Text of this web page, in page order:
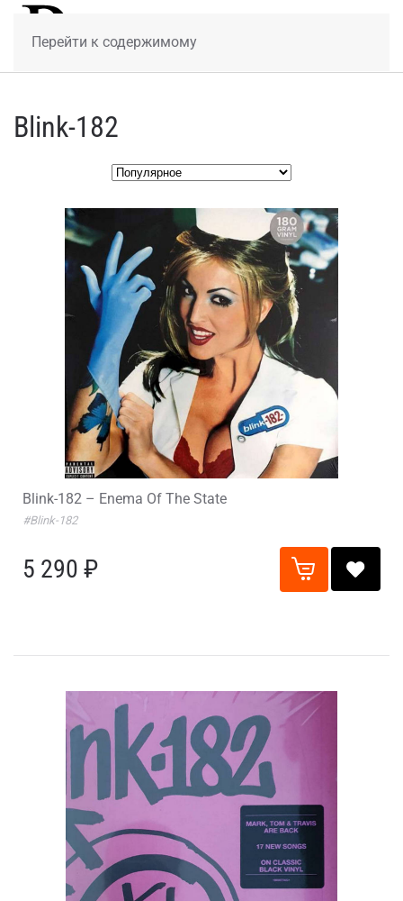
Перейти к содержимому
Blink-182
Blink-182 – Enema Of The State
#Blink-182
5 290 ₽